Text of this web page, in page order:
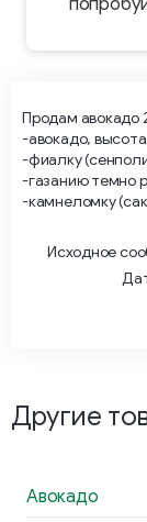
Продам авокадо
-авокадо,
-фиалку
-газанию темно
-камнеломку
Исходное
Другие
Авокадо